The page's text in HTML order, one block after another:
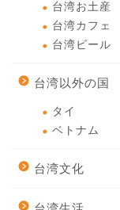
台湾お土産
台湾カフェ
台湾ビール
台湾以外の国
タイ
ベトナム
台湾文化